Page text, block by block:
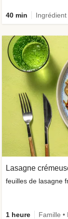
40 min
Lasagne
feuilles de lasagne
1 heure Famille